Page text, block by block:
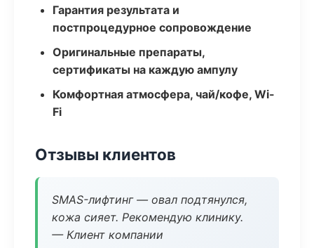
Гарантия результата и
постпроцедурное сопровождение
Оригинальные препараты,
сертификаты на каждую ампулу
Комфортная атмосфера, чай/кофе, Wi-
Fi
Отзывы клиентов
SMAS-лифтинг — овал подтянулся,
кожа сияет. Рекомендую клинику.
— Клиент компании